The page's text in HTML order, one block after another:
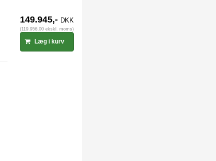
149.945,- DKK
(119.956,00 ekskl. moms)
Læg i kurv